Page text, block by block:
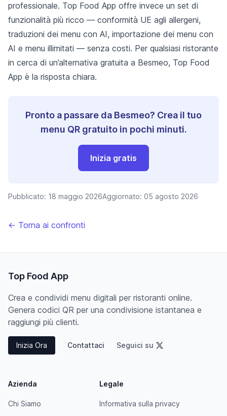
professionale. Top Food App offre invece un set di
funzionalità più ricco — conformità UE agli allergeni,
traduzioni dei menu con AI, importazione dei menu con
AI e menu illimitati — senza costi. Per qualsiasi ristorante
in cerca di un’alternativa gratuita a Besmeo, Top Food
App è la risposta chiara.
Pronto a passare da Besmeo? Crea il tuo
menu QR gratuito in pochi minuti.
Inizia gratis
Pubblicato: 18 maggio 2026Aggiornato: 05 agosto 2026
← Torna ai confronti
Top Food App
Crea e condividi menu digitali per ristoranti online.
Genera codici QR per una condivisione istantanea e
raggiungi più clienti.
Inizia Ora Contattaci Seguici su
Azienda
Chi Siamo
Legale
Informativa sulla privacy